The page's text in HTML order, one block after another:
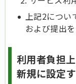
上記2につ
および提出
利用者負担
新規に設定